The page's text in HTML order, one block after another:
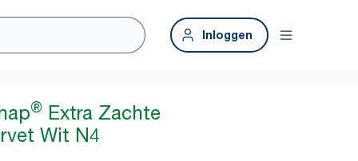
Inloggen
® Extra Zachte
Wit N4